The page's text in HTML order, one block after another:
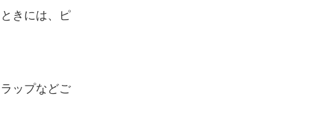
きには、ピ
ップなどご